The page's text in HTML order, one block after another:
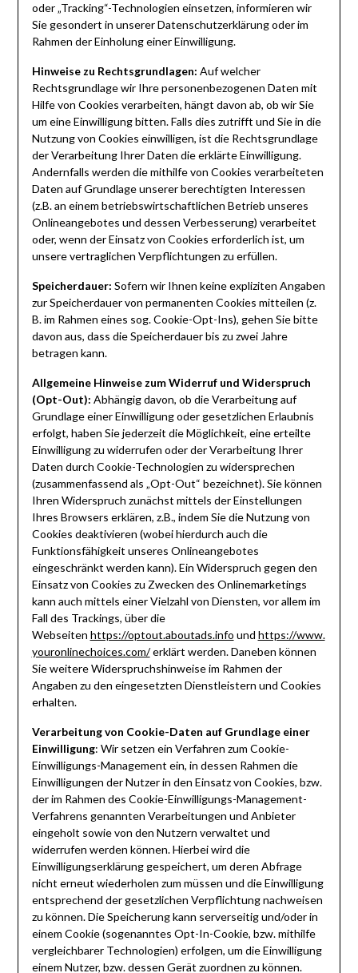
oder „Tracking“-Technologien einsetzen, informieren wir
Sie gesondert in unserer Datenschutzerklärung oder im
Rahmen der Einholung einer Einwilligung.
Hinweise zu Rechtsgrundlagen: Auf welcher
Rechtsgrundlage wir Ihre personenbezogenen Daten mit
Hilfe von Cookies verarbeiten, hängt davon ab, ob wir Sie
um eine Einwilligung bitten. Falls dies zutrifft und Sie in die
Nutzung von Cookies einwilligen, ist die Rechtsgrundlage
der Verarbeitung Ihrer Daten die erklärte Einwilligung.
Andernfalls werden die mithilfe von Cookies verarbeiteten
Daten auf Grundlage unserer berechtigten Interessen
(z.B. an einem betriebswirtschaftlichen Betrieb unseres
Onlineangebotes und dessen Verbesserung) verarbeitet
oder, wenn der Einsatz von Cookies erforderlich ist, um
unsere vertraglichen Verpflichtungen zu erfüllen.
Speicherdauer: Sofern wir Ihnen keine expliziten Angaben
zur Speicherdauer von permanenten Cookies mitteilen (z.
B. im Rahmen eines sog. Cookie-Opt-Ins), gehen Sie bitte
davon aus, dass die Speicherdauer bis zu zwei Jahre
betragen kann.
Allgemeine Hinweise zum Widerruf und Widerspruch
(Opt-Out): Abhängig davon, ob die Verarbeitung auf
Grundlage einer Einwilligung oder gesetzlichen Erlaubnis
erfolgt, haben Sie jederzeit die Möglichkeit, eine erteilte
Einwilligung zu widerrufen oder der Verarbeitung Ihrer
Daten durch Cookie-Technologien zu widersprechen
(zusammenfassend als „Opt-Out“ bezeichnet). Sie können
Ihren Widerspruch zunächst mittels der Einstellungen
Ihres Browsers erklären, z.B., indem Sie die Nutzung von
Cookies deaktivieren (wobei hierdurch auch die
Funktionsfähigkeit unseres Onlineangebotes
eingeschränkt werden kann). Ein Widerspruch gegen den
Einsatz von Cookies zu Zwecken des Onlinemarketings
kann auch mittels einer Vielzahl von Diensten, vor allem im
Fall des Trackings, über die
Webseiten https://optout.aboutads.info und https://www.
youronlinechoices.com/erklärt werden. Daneben können
Sie weitere Widerspruchshinweise im Rahmen der
Angaben zu den eingesetzten Dienstleistern und Cookies
erhalten.
Verarbeitung von Cookie-Daten auf Grundlage einer
Einwilligung: Wir setzen ein Verfahren zum Cookie-
Einwilligungs-Management ein, in dessen Rahmen die
Einwilligungen der Nutzer in den Einsatz von Cookies, bzw.
der im Rahmen des Cookie-Einwilligungs-Management-
Verfahrens genannten Verarbeitungen und Anbieter
eingeholt sowie von den Nutzern verwaltet und
widerrufen werden können. Hierbei wird die
Einwilligungserklärung gespeichert, um deren Abfrage
nicht erneut wiederholen zum müssen und die Einwilligung
entsprechend der gesetzlichen Verpflichtung nachweisen
zu können. Die Speicherung kann serverseitig und/oder in
einem Cookie (sogenanntes Opt-In-Cookie, bzw. mithilfe
vergleichbarer Technologien) erfolgen, um die Einwilligung
einem Nutzer, bzw. dessen Gerät zuordnen zu können.